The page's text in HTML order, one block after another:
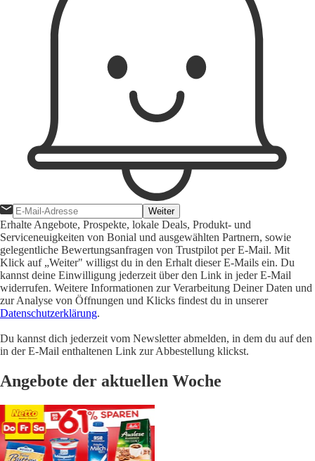
Weiter
Erhalte Angebote, Prospekte, lokale Deals, Produkt- und
Serviceneuigkeiten von Bonial und ausgewählten Partnern, sowie
gelegentliche Bewertungsanfragen von Trustpilot per E-Mail. Mit
Klick auf „Weiter" willigst du in den Erhalt dieser E-Mails ein. Du
kannst deine Einwilligung jederzeit über den Link in jeder E-Mail
widerrufen. Weitere Informationen zur Verarbeitung Deiner Daten und
zur Analyse von Öffnungen und Klicks findest du in unserer
Datenschutzerklärung.
Du kannst dich jederzeit vom Newsletter abmelden, in dem du auf den
in der E-Mail enthaltenen Link zur Abbestellung klickst.
Angebote der aktuellen Woche